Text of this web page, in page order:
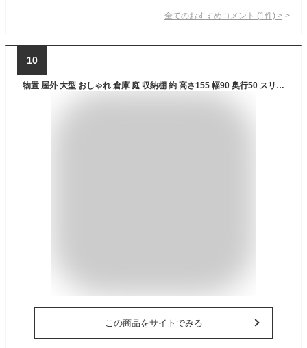
全てのおすすめコメント (1 件) >
10
物置 屋外 大型 おしゃれ 倉庫 庭 収納棚 約 高さ155 幅90 奥行50 スリム 組み立て式 タイヤ収納 DIY ガーデニング スチール 収納庫 スチール物置 マンション ベランダ 屋外物置 鍵付き 木目 金属製 屋外収納庫 防水 可動棚 全3色 LKG000035
この商品をサイトでみる